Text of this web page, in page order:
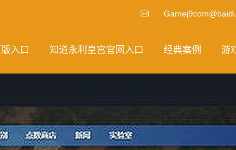
入口 知道永利皇宫官网入口 经典案例 游